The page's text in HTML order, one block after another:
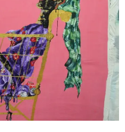
Definidas as 12 finalistas do concurso Rainha do Pedro Leopoldo Rodeio Show 2026